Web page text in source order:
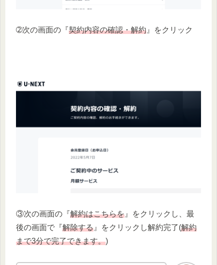
➁次の画面の『契約内容の確認・解約 』をクリック
③次の画面の『解約はこちらを 』をクリックし、最
後の画面で『解除する 』をクリックし解約完了(解約
まで3分で完了できます。)